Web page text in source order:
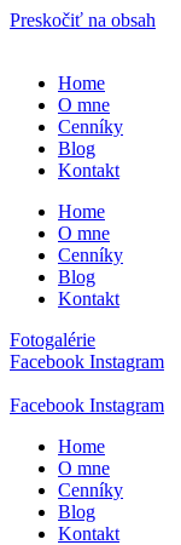
Preskočiť na obsah
Home
O mne
Cenníky
Blog
Kontakt
Home
O mne
Cenníky
Blog
Kontakt
Fotogalérie
Facebook Instagram
Facebook Instagram
Home
O mne
Cenníky
Blog
Kontakt